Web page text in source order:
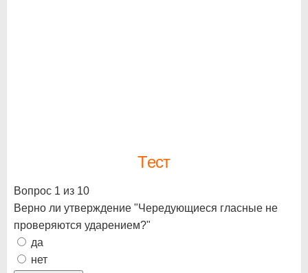
Тест
Вопрос 1 из 10
Верно ли утверждение "Чередующиеся гласные не
проверяются ударением?"
да
нет